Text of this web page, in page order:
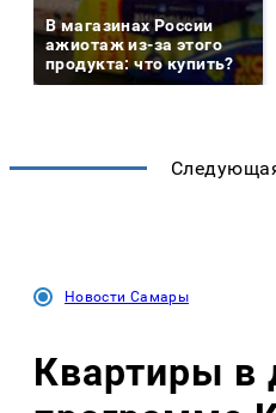
В магазинах России
ажиотаж из-за этого
продукта: что купить?
Новости Самары
Квартиры в